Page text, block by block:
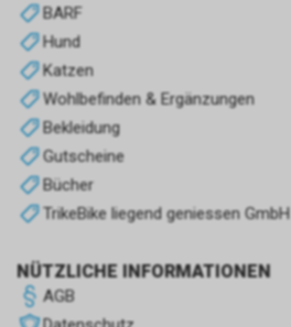
BARF
Hund
Katzen
Wohlbefinden & Ergänzungen
Bekleidung
Gutscheine
Bücher
TrikeBike liegend geniessen GmbH
NÜTZLICHE INFORMATIONEN
AGB